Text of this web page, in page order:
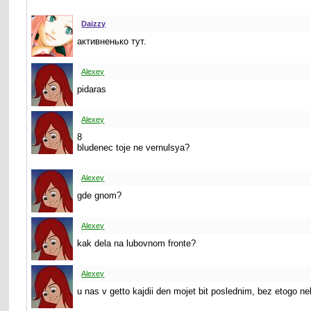
Daizzy
активненько тут.
Alexey
pidaras
Alexey
8
bludenec toje ne vernulsya?
Alexey
gde gnom?
Alexey
kak dela na lubovnom fronte?
Alexey
u nas v getto kajdii den mojet bit poslednim, bez etogo